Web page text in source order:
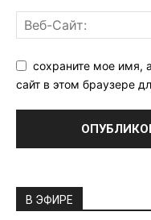
сохраните мое имя,
сайт в этом браузере
В ЭФИРЕ